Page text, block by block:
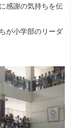
感謝の気持ちを伝
が小学部のリーダ